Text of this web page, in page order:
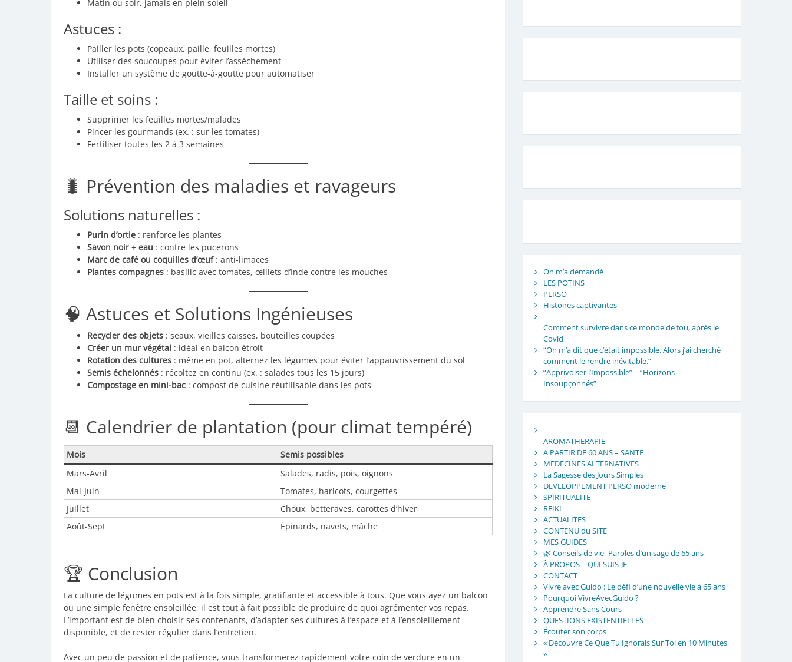
Matin ou soir, jamais en plein soleil
Astuces :
Pailler les pots (copeaux, paille, feuilles mortes)
Utiliser des soucoupes pour éviter l’assèchement
Installer un système de goutte-à-goutte pour automatiser
Taille et soins :
Supprimer les feuilles mortes/malades
Pincer les gourmands (ex. : sur les tomates)
Fertiliser toutes les 2 à 3 semaines
🐛 Prévention des maladies et ravageurs
Solutions naturelles :
Purin d’ortie : renforce les plantes
Savon noir + eau : contre les pucerons
Marc de café ou coquilles d’œuf: anti-limaces
Plantes compagnes : basilic avec tomates, œillets d’Inde contre les mouches
🧠 Astuces et Solutions Ingénieuses
Recycler des objets : seaux, vieilles caisses, bouteilles coupées
Créer un mur végétal : idéal en balcon étroit
Rotation des cultures : même en pot, alternez les légumes pour éviter l’appauvrissement du sol
Semis échelonnés : récoltez en continu (ex. : salades tous les 15 jours)
Compostage en mini-bac : compost de cuisine réutilisable dans les pots
📆 Calendrier de plantation (pour climat tempéré)
Mois
Semis possibles
Mars-Avril
Salades, radis, pois, oignons
Mai-Juin
Tomates, haricots, courgettes
Juillet
Choux, betteraves, carottes d’hiver
Août-Sept
Épinards, navets, mâche
🏆 Conclusion
La culture de légumes en pots est à la fois simple, gratifiante et accessible à tous. Que vous ayez un balcon
ou une simple fenêtre ensoleillée, il est tout à fait possible de produire de quoi agrémenter vos repas.
L’important est de bien choisir ses contenants, d’adapter ses cultures à l’espace et à l’ensoleillement
disponible, et de rester régulier dans l’entretien.
Avec un peu de passion et de patience, vous transformerez rapidement votre coin de verdure en un
On m’a demandé
LES POTINS
PERSO
Histoires captivantes
Comment survivre dans ce monde de fou, après le
Covid
“On m’a dit que c’était impossible. Alors j’ai cherché
comment le rendre inévitable.”
“Apprivoiser l’Impossible” – “Horizons
Insoupçonnés”
AROMATHERAPIE
A PARTIR DE 60 ANS – SANTE
MEDECINES ALTERNATIVES
La Sagesse des Jours Simples
DEVELOPPEMENT PERSO moderne
SPIRITUALITE
REIKI
ACTUALITES
CONTENU du SITE
MES GUIDES
🌿 Conseils de vie -Paroles d’un sage de 65 ans
À PROPOS – QUI SUIS-JE
CONTACT
Vivre avec Guido : Le défi d’une nouvelle vie à 65 ans
Pourquoi VivreAvecGuido ?
Apprendre Sans Cours
QUESTIONS EXISTENTIELLES
Écouter son corps
« Découvre Ce Que Tu Ignorais Sur Toi en 10 Minutes
»